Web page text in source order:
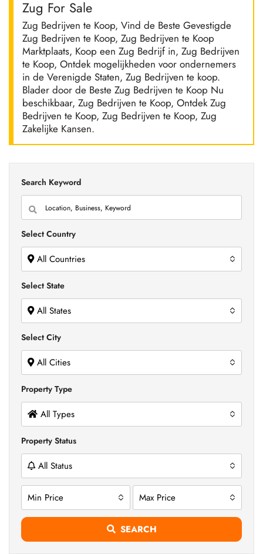
Zug For Sale
Zug Bedrijven te Koop, Vind de Beste Gevestigde
Zug Bedrijven te Koop, Zug Bedrijven te Koop
Marktplaats, Koop een Zug Bedrijf in, Zug Bedrijven
te Koop, Ontdek mogelijkheden voor ondernemers
in de Verenigde Staten, Zug Bedrijven te koop.
Blader door de Beste Zug Bedrijven te Koop Nu
beschikbaar, Zug Bedrijven te Koop, Ontdek Zug
Bedrijven te Koop, Zug Bedrijven te Koop, Zug
Zakelijke Kansen.
Search Keyword
Select Country
All Countries
Select State
All States
Select City
All Cities
Property Type
All Types
Property Status
All Status
Min Price Max Price
SEARCH